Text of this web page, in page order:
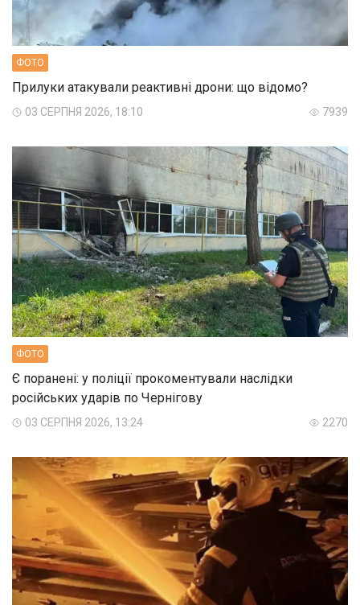
ФОТО
Прилуки атакували реактивні дрони: що відомо?
03 СЕРПНЯ 2026, 18:10 7939
ФОТО
Є поранені: у поліції прокоментували наслідки
російських ударів по Чернігову
03 СЕРПНЯ 2026, 13:24 2270